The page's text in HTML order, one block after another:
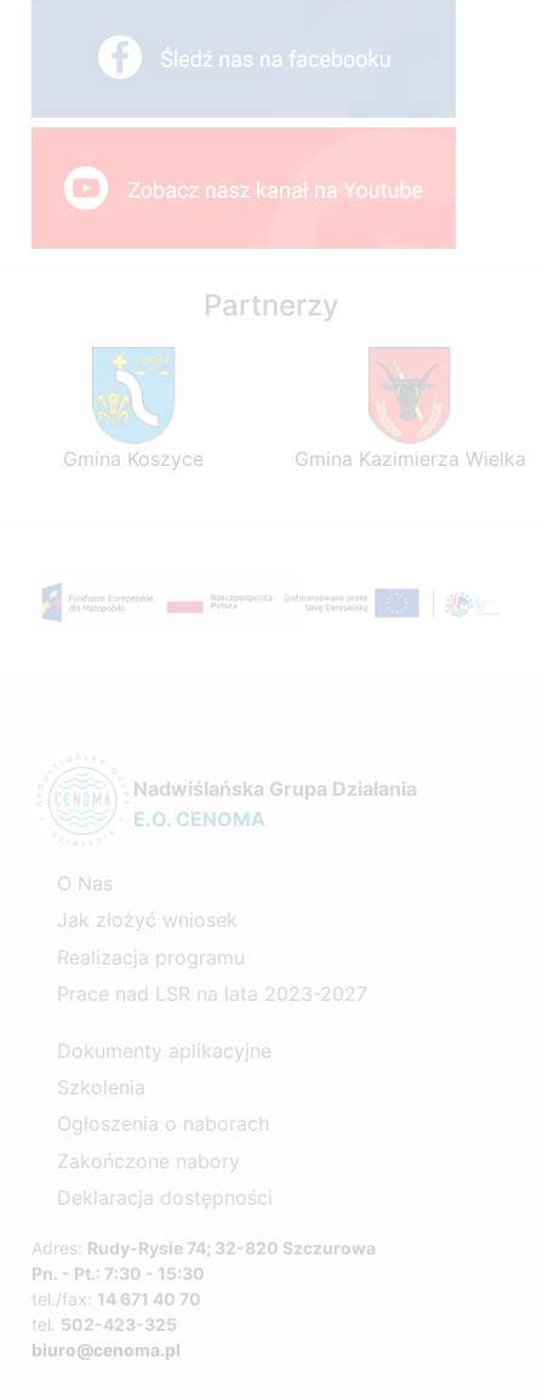
Partnerzy
Gmina Koszyce Gmina Kazimierza Wielka
Nadwiślańska Grupa Działania
E.O. CENOMA
O Nas
Jak złożyć wniosek
Realizacja programu
Prace nad LSR na lata 2023-2027
Dokumenty aplikacyjne
Szkolenia
Ogłoszenia o naborach
Zakończone nabory
Deklaracja dostępności
Adres: Rudy-Rysie 74; 32-820 Szczurowa
Pn. - Pt.: 7:30 - 15:30
tel./fax: 14 671 40 70
tel. 502-423-325
biuro@cenoma.pl